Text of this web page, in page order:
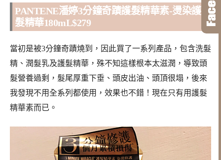
PANTENE潘婷3分鐘奇蹟護髮精華素-燙染護
髮精華180mL$279
當初是被3分鐘奇蹟燒到，因此買了一系列產品，包含洗髮
精、潤髮乳及護髮精華，殊不知這樣根本太滋潤，導致頭
髮營養過剩，髮尾厚重下垂、頭皮出油、頭頂很塌，後來
我發現不用全系列都使用，效果也不錯！現在只有用護髮
精華素而已。